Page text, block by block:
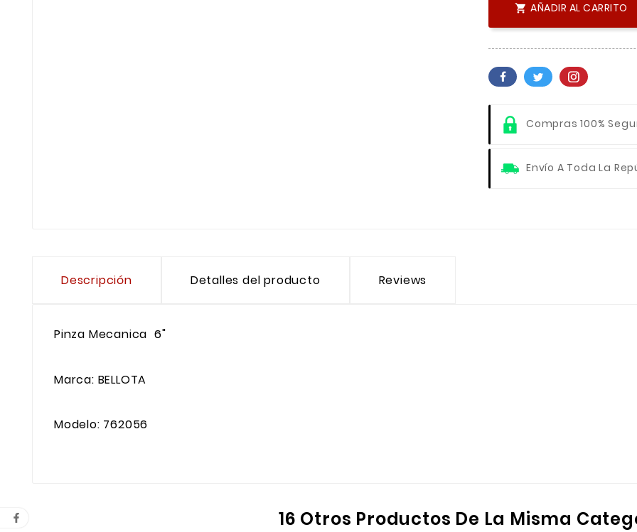
 AÑADIR AL CARRITO
Compras 100%
Envío A Toda La
Descripción Detalles del producto Reviews
Pinza Mecanica 6"
Marca: BELLOTA
Modelo: 762056
16 Otros Productos De La Misma